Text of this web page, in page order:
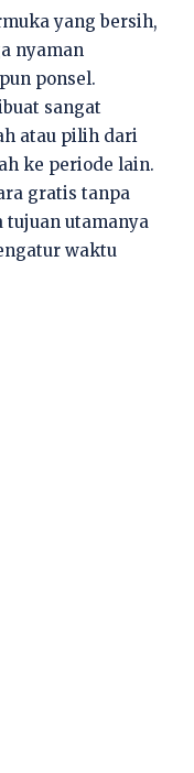
yang bersih,
nyaman
ponsel.
sangat
atau pilih dari
ke periode lain.
gratis tanpa
tujuan utamanya
waktu